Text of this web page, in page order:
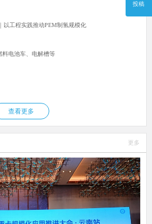
投稿
以工程实践推动PEM制氢规模化
料电池车、电解槽等
查看更多
更多